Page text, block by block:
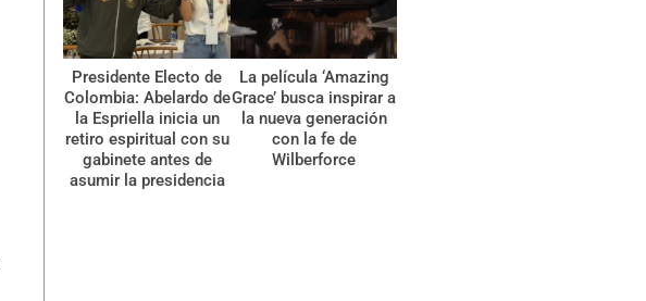
Presidente Electo de
Colombia: Abelardo de
la Espriella inicia un
retiro espiritual con su
gabinete antes de
asumir la presidencia
La película ‘Amazing
Grace’ busca inspirar a
la nueva generación
con la fe de
Wilberforce